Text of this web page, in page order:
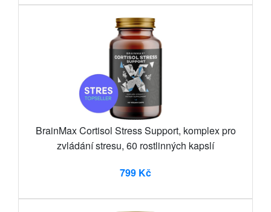
BrainMax Cortisol Stress Support, komplex pro
zvládání stresu, 60 rostlinných kapslí
799 Kč